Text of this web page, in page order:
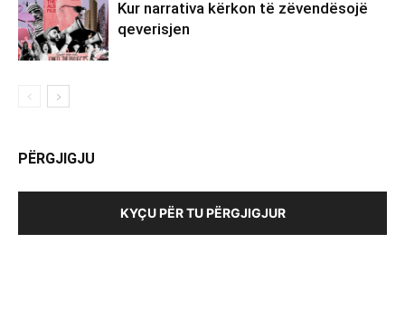
Kur narrativa kërkon të zëvendësojë
qeverisjen
PËRGJIGJU
KYÇU PËR TU PËRGJIGJUR